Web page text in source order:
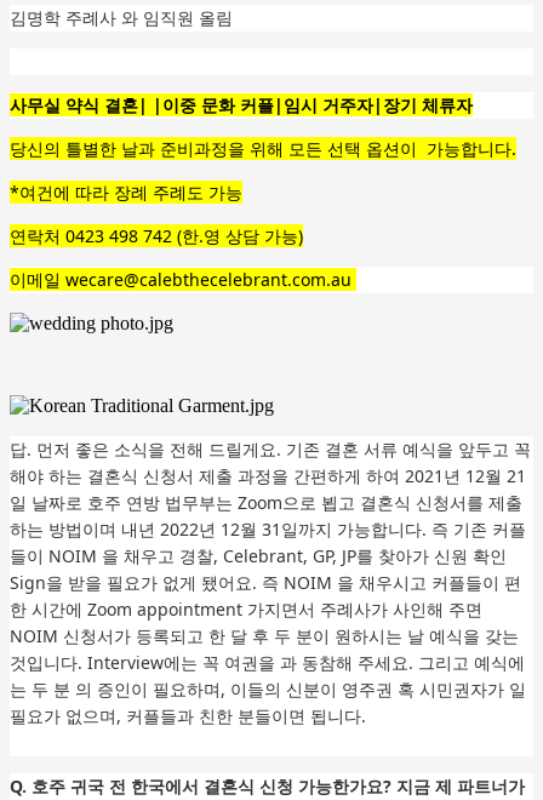
김명학 주례사 와 임직원 올림
사무실 약식 결혼| |이중 문화 커플|임시 거주자|장기 체류자
당신의 틀별한 날과 준비과정을 위해 모든 선택 옵션이 가능합니다.
*여건에 따라 장례 주례도 가능
연락처 0423 498 742 (한.영 상담 가능)
이메일 wecare@calebthecelebrant.com.au
답. 먼저 좋은 소식을 전해 드릴게요. 기존 결혼 서류 예식을 앞두고 꼭
해야 하는 결혼식 신청서 제출 과정을 간편하게 하여 2021년 12월 21
일 날짜로 호주 연방 법무부는 Zoom으로 뵙고 결혼식 신청서를 제출
하는 방법이며 내년 2022년 12월 31일까지 가능합니다. 즉 기존 커플
들이 NOIM 을 채우고 경찰, Celebrant, GP, JP를 찾아가 신원 확인
Sign을 받을 필요가 없게 됐어요. 즉 NOIM 을 채우시고 커플들이 편
한 시간에 Zoom appointment 가지면서 주례사가 사인해 주면
NOIM 신청서가 등록되고 한 달 후 두 분이 원하시는 날 예식을 갖는
것입니다. Interview에는 꼭 여권을 과 동참해 주세요. 그리고 예식에
는 두 분 의 증인이 필요하며, 이들의 신분이 영주권 혹 시민권자가 일
필요가 없으며, 커플들과 친한 분들이면 됩니다.
Q. 호주 귀국 전 한국에서 결혼식 신청 가능한가요? 지금 제 파트너가